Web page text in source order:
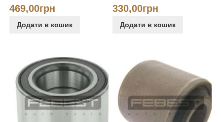
469,00грн
Додати в кошик
330,00грн
Додати в кошик